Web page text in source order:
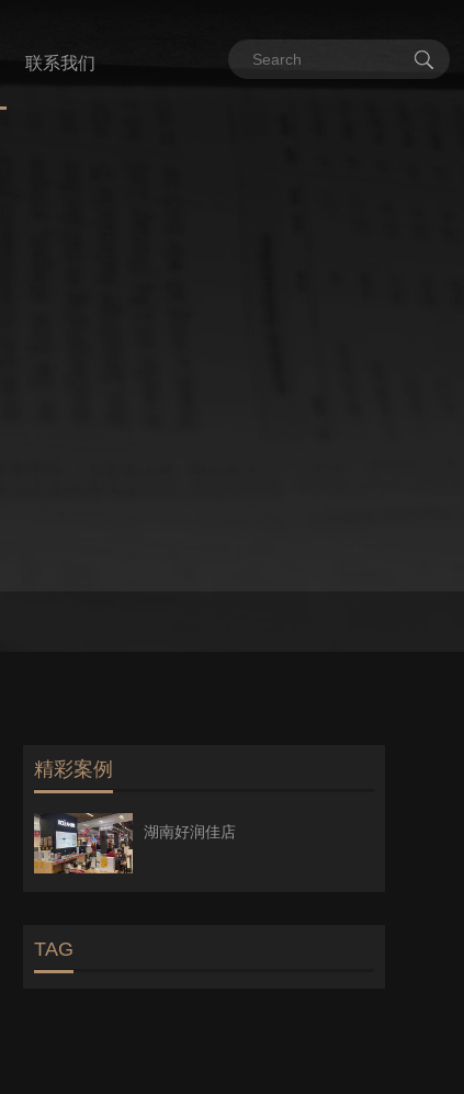
联系我们
精彩案例
湖南好润佳店
TAG